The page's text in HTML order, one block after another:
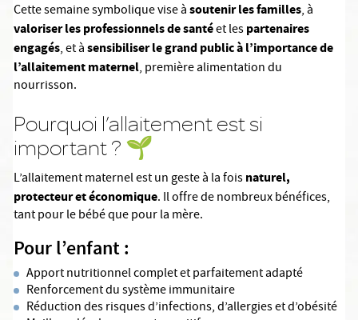
Cette semaine symbolique vise àsoutenir les familles, à
valoriser les professionnels de santéet lespartenaires
engagés, et àsensibiliser le grand public à l’importance de
l’allaitement maternel, première alimentation du
nourrisson.
Pourquoi l’allaitement est si
important ? 🌱
L’allaitement maternel est un geste à la foisnaturel,
protecteur et économique. Il offre de nombreux bénéfices,
tant pour le bébé que pour la mère.
Pour l’enfant :
Apport nutritionnel complet et parfaitement adapté
Renforcement du système immunitaire
Réduction des risques d’infections, d’allergies et d’obésité